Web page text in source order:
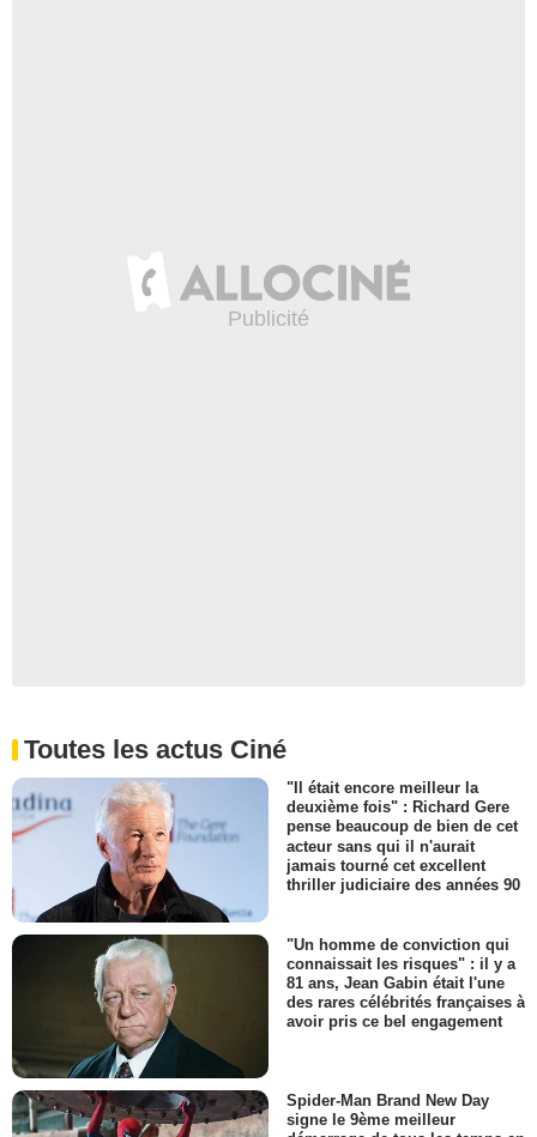
Toutes les actus Ciné
"Il était encore meilleur la
deuxième fois" : Richard Gere
pense beaucoup de bien de cet
acteur sans qui il n'aurait
jamais tourné cet excellent
thriller judiciaire des années 90
"Un homme de conviction qui
connaissait les risques" : il y a
81 ans, Jean Gabin était l'une
des rares célébrités françaises à
avoir pris ce bel engagement
Spider-Man Brand New Day
signe le 9ème meilleur